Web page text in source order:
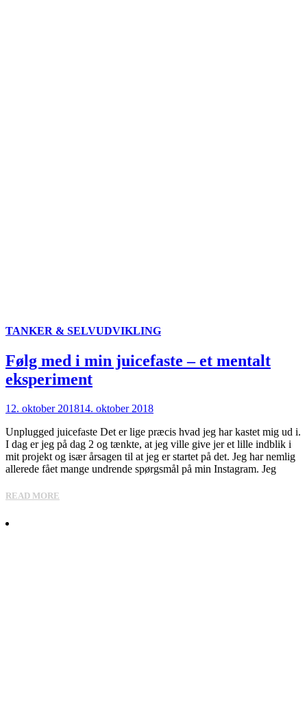
TANKER & SELVUDVIKLING
Følg med i min juicefaste – et mentalt
eksperiment
12. oktober 201814. oktober 2018
Unplugged juicefaste Det er lige præcis hvad jeg har kastet mig ud i.
I dag er jeg på dag 2 og tænkte, at jeg ville give jer et lille indblik i
mit projekt og især årsagen til at jeg er startet på det. Jeg har nemlig
allerede fået mange undrende spørgsmål på min Instagram. Jeg
READ MORE